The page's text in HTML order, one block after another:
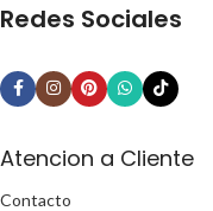
Redes Sociales
Atencion a Cliente
Contacto